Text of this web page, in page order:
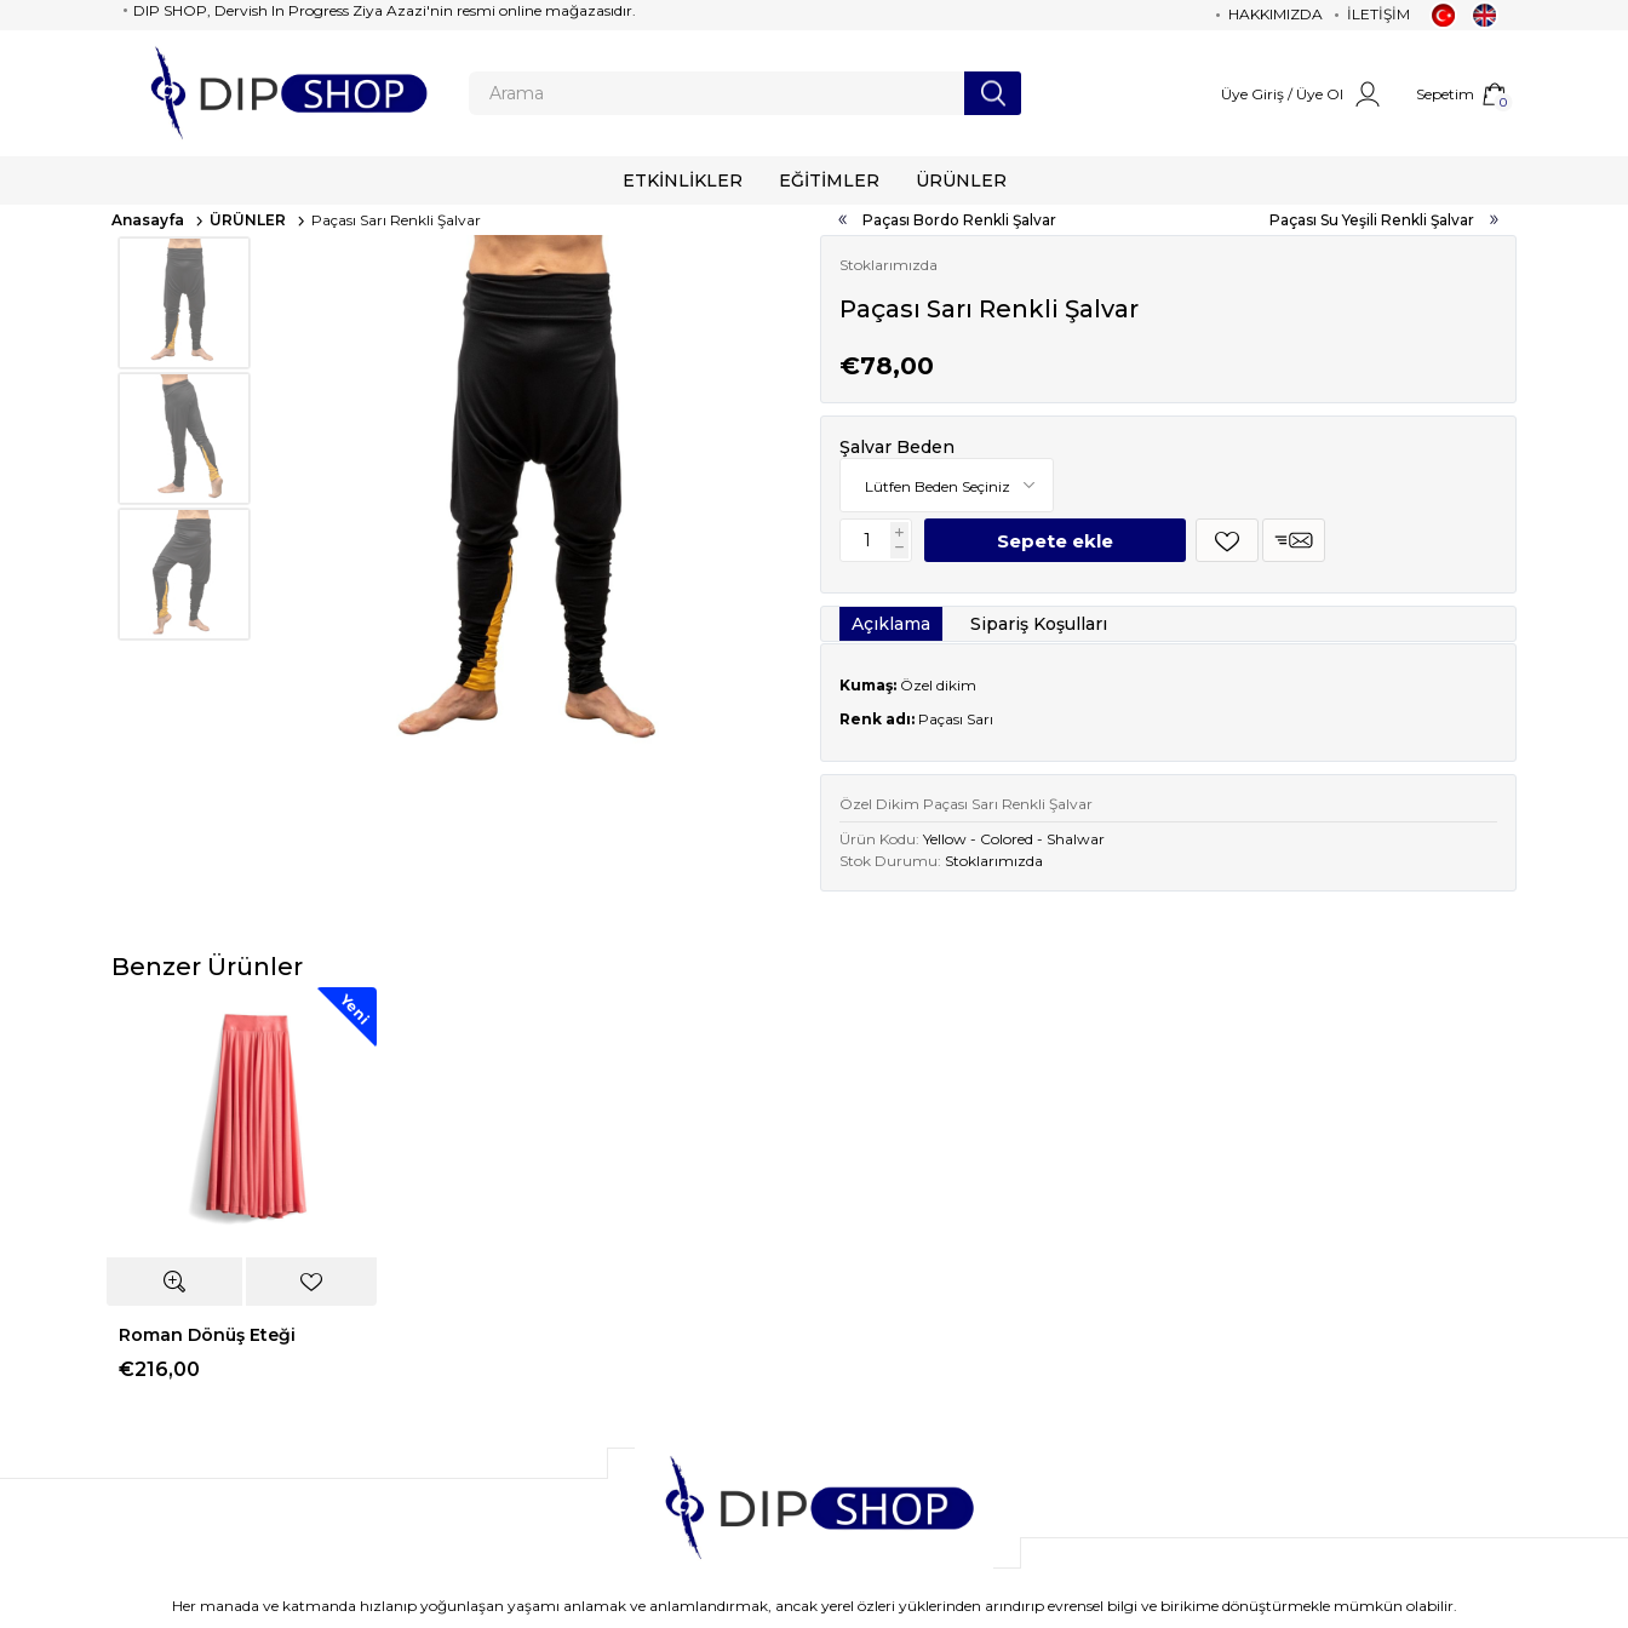
DIP SHOP, Dervish In Progress Ziya Azazi'nin resmi online mağazasıdır. HAKKIMIZDA İLETİŞİM
Üye Giriş / Üye Ol Sepetim 0
ETKİNLİKLER EĞİTİMLER ÜRÜNLER
Anasayfa ÜRÜNLER Paçası Sarı Renkli Şalvar Paçası Bordo Renkli Şalvar Paçası Su Yeşili Renkli Şalvar
Stoklarımızda
Paçası Sarı Renkli Şalvar
€78,00
Şalvar Beden
i
h
Açıklama Sipariş Koşulları
Kumaş: Özel dikim
Renk adı: Paçası Sarı
Özel Dikim Paçası Sarı Renkli Şalvar
Ürün Kodu: Yellow - Colored - Shalwar
Stok Durumu: Stoklarımızda
Benzer Ürünler
Yeni
Roman Dönüş Eteği
€216,00
Her manada ve katmanda hızlanıp yoğunlaşan yaşamı anlamak ve anlamlandırmak, ancak yerel özleri yüklerinden arındırıp evrensel bilgi ve birikime dönüştürmekle mümkün olabilir.